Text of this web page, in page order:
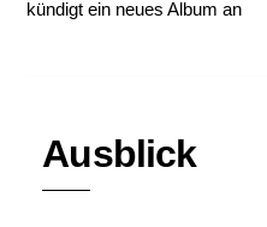
kündigt ein neues Album an
Ausblick